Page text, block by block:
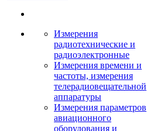
Измерения
радиотехнические и
радиоэлектронные
Измерения времени и
частоты, измерения
телерадиовещательной
аппаратуры
Измерения параметров
авиационного
оборудования и